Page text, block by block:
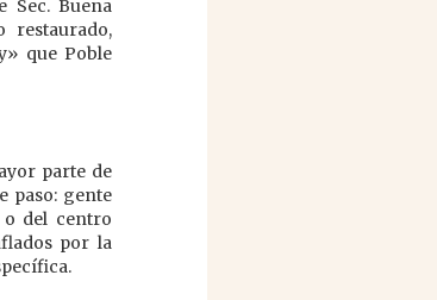
Sec. Buena
restaurado,
que Poble
parte de
paso: gente
o del centro
por la